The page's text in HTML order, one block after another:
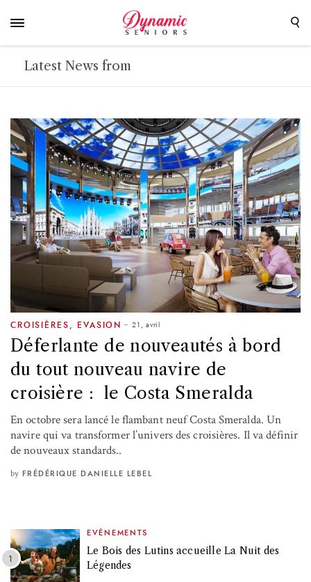
Latest News from
CROISIÈRES EVASION 21, avril
Déferlante de nouveautés à bord
du tout nouveau navire de
croisière : le Costa Smeralda
En octobre sera lancé le flambant neuf Costa Smeralda. Un
navire qui va transformer l’univers des croisières. Il va définir
de nouveaux standards..
by FRÉDÉRIQUE DANIELLE LEBEL
EVÉNEMENTS
Le Bois des Lutins accueille La Nuit des
Légendes